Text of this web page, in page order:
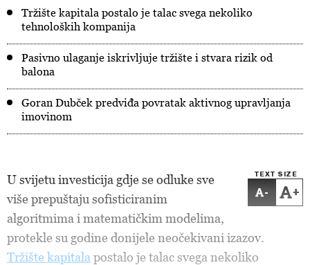
Tržište kapitala postalo je talac svega nekoliko
tehnoloških kompanija
Pasivno ulaganje iskrivljuje tržište i stvara rizik od
balona
Goran Dubček predviđa povratak aktivnog upravljanja
imovinom
TEXT SIZE
- +
U svijetu investicija gdje se odluke sve
više prepuštaju sofisticiranim
algoritmima i matematičkim modelima,
protekle su godine donijele neočekivani izazov.
Tržište kapitala postalo je talac svega nekoliko